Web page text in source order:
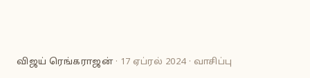
விஜய் ரெங்கராஜன்· 17 ஏப்ரல் 2024 · வாசிப்பு